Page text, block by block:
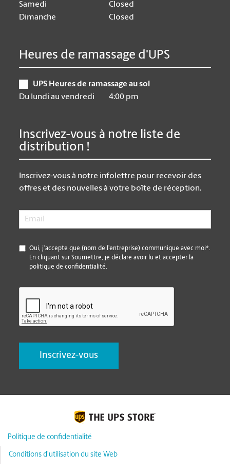
Samedi
Closed
Dimanche
Closed
Heures de ramassage d'UPS
UPS Heures de ramassage au sol
Du lundi au vendredi
4:00 pm
Inscrivez-vous à notre liste de
distribution !
Inscrivez-vous à notre infolettre pour recevoir des
offres et des nouvelles à votre boîte de réception.
Email
*
Oui, j’accepte que (nom de l’entreprise) communique avec moi*.
En cliquant sur Soumettre, je déclare avoir lu et accepter la
politique de confidentialité.
Politique de confidentialité
Conditions d’utilisation du site Web